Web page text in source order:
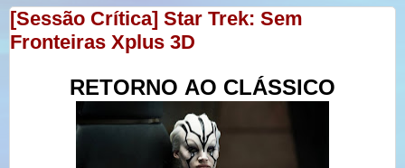
[Sessão Crítica] Star Trek: Sem
Fronteiras Xplus 3D
RETORNO AO CLÁSSICO